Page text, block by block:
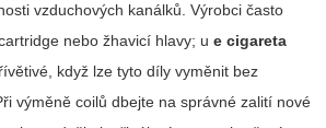
vzduchových kanálků. Výrobci často
nebo žhavicí hlavy; u e cigareta
když lze tyto díly vyměnit bez
výměně coilů dbejte na správné zalití nové